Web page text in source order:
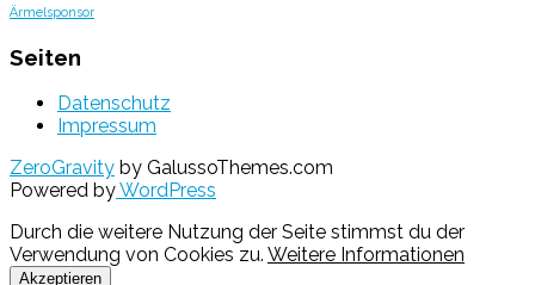
Ärmelsponsor
Seiten
Datenschutz
Impressum
ZeroGravity by GalussoThemes.com
Powered byWordPress
Durch die weitere Nutzung der Seite stimmst du der
Verwendung von Cookies zu. Weitere Informationen
Akzeptieren